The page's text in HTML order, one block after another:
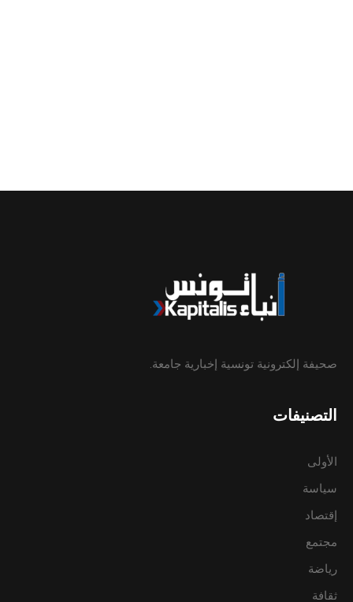
صحيفة إلكترونية تونسية إخبارية جامعة.
التصنيفات
الأولى
سياسة
إقتصاد
مجتمع
رياضة
ثقافة